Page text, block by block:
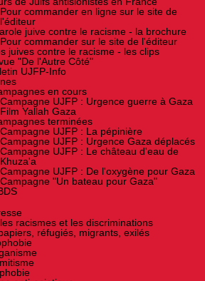
Pour commander en ligne sur le site de
l'éditeur
juive contre le racisme - la brochure
Pour commander sur le site de l'éditeur
juives contre le racisme - les clips
"De l'Autre Côté"
UJFP-Info
en cours
Campagne UJFP : Urgence guerre à Gaza
Film Yallah Gaza
terminées
Campagne UJFP : La pépinière
Campagne UJFP : Urgence Gaza déplacés
Campagne UJFP : Le château d'eau de
Khuza'a
Campagne UJFP : De l'oxygène pour Gaza
Campagne "Un bateau pour Gaza"
racismes et les discriminations
réfugiés, migrants, exilés